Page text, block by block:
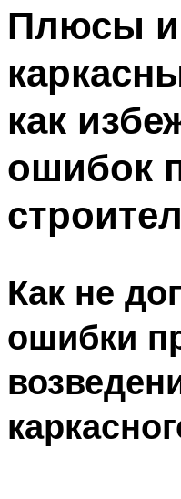
Плюсы
как
ошибок
Как не
ошибки